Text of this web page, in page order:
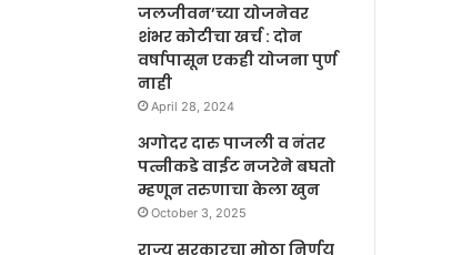
जलजीवन’च्या योजनेवर
शंभर कोटीचा खर्च : दोन
वर्षापासून एकही योजना पुर्ण
नाही
April 28, 2024
अगोदर दारु पाजली व नंतर
पत्नीकडे वाईट नजरेने बघतो
म्हणून तरुणाचा केला खुन
October 3, 2025
राज्य सरकारचा मोठा निर्णय